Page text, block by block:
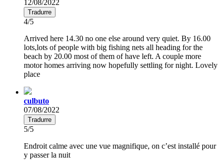
12/08/2022
Tradurre
4/5
Arrived here 14.30 no one else around very quiet. By 16.00
lots,lots of people with big fishing nets all heading for the
beach by 20.00 most of them of have left. A couple more
motor homes arriving now hopefully settling for night. Lovely
place
culbuto
07/08/2022
Tradurre
5/5
Endroit calme avec une vue magnifique, on c’est installé pour
y passer la nuit